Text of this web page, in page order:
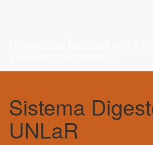
Sistema
UNLaR